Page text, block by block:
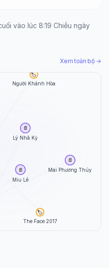
vào lúc 8:19 Chiều ngày
Xem toàn bộ →
Lý Nhã Kỳ
📄
Mai Phương Thúy
📄
Miu Lê
📄
Người Khánh Hòa
🏷️
The Face 2017
🏷️